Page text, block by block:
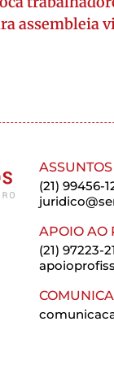
assembleia
(21) 99456-
APOIO AO
(21) 97223-